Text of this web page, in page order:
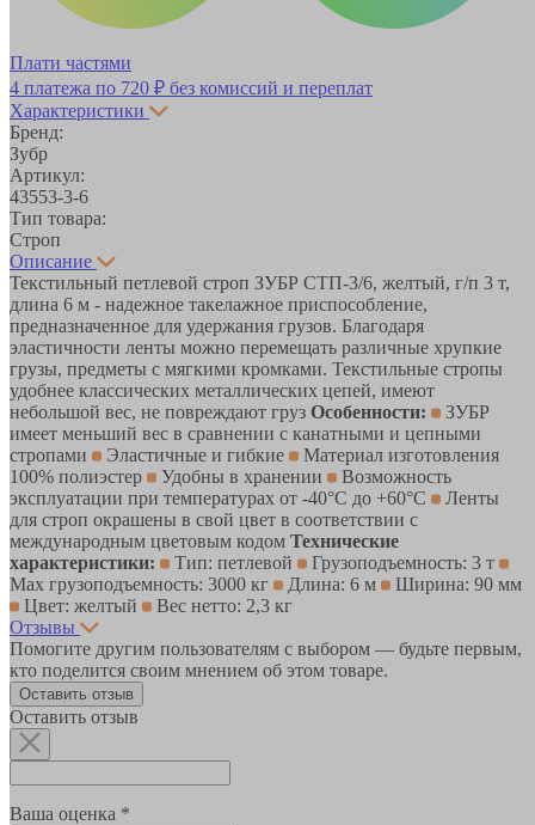
Плати частями
4 платежа по 720 ₽ без комиссий и переплат
Характеристики
Бренд:
Зубр
Артикул:
43553-3-6
Тип товара:
Строп
Описание
Текстильный петлевой строп ЗУБР СТП-3/6, желтый, г/п 3 т,
длина 6 м - надежное такелажное приспособление,
предназначенное для удержания грузов. Благодаря
эластичности ленты можно перемещать различные хрупкие
грузы, предметы с мягкими кромками. Текстильные стропы
удобнее классических металлических цепей, имеют
небольшой вес, не повреждают груз Особенности:
ЗУБР
имеет меньший вес в сравнении с канатными и цепными
стропами
Эластичные и гибкие
Материал изготовления
100% полиэстер
Удобны в хранении
Возможность
эксплуатации при температурах от -40°С до +60°С
Ленты
для строп окрашены в свой цвет в соответствии с
международным цветовым кодом Технические
характеристики:
Тип: петлевой
Грузоподъемность: 3 т
Max грузоподъемность: 3000 кг
Длина: 6 м
Ширина: 90 мм
Цвет: желтый
Вес нетто: 2,3 кг
Отзывы
Помогите другим пользователям с выбором — будьте первым,
кто поделится своим мнением об этом товаре.
Оставить отзыв
Оставить отзыв
Ваша оценка *